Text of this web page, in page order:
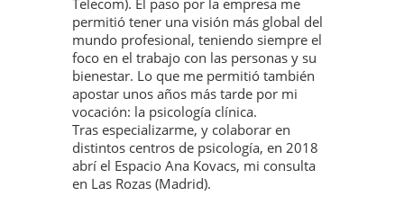
Telecom). El paso por la empresa me
permitió tener una visión más global del
mundo profesional, teniendo siempre el
foco en el trabajo con las personas y su
bienestar. Lo que me permitió también
apostar unos años más tarde por mi
vocación: la psicología clínica.
Tras especializarme, y colaborar en
distintos centros de psicología, en 2018
abrí el Espacio Ana Kovacs, mi consulta
en Las Rozas (Madrid).